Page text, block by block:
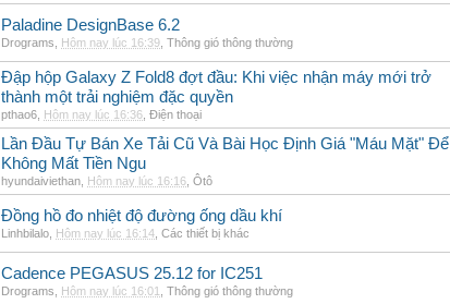
Paladine DesignBase 6.2
Drograms Hôm nay lúc 16:39 Thông gió thông thường
Đập hộp Galaxy Z Fold8 đợt đầu: Khi việc nhận máy mới trở
thành một trải nghiệm đặc quyền
pthao6 Hôm nay lúc 16:36 Điện thoại
Lần Đầu Tự Bán Xe Tải Cũ Và Bài Học Định Giá "Máu Mặt" Để
Không Mất Tiền Ngu
hyundaiviethan Hôm nay lúc 16:16 Ôtô
Đồng hồ đo nhiệt độ đường ống dầu khí
Linhbilalo Hôm nay lúc 16:14 Các thiết bị khác
Cadence PEGASUS 25.12 for IC251
Drograms Hôm nay lúc 16:01 Thông gió thông thường